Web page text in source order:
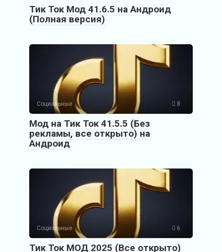
Тик Ток Мод 41.6.5 на Андроид
(Полная версия)
Социальные 8
Мод на Тик Ток 41.5.5 (Без
рекламы, все открыто) на
Андроид
Социальные 6
Тик Ток МОД 2025 (Все открыто)